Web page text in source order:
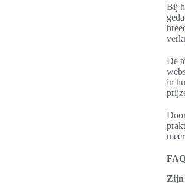
Bij
De
in
Zijn